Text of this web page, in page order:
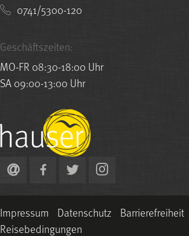
0741/5300-120
Geschäftszeiten:
MO-FR 08:30-18:00 Uhr
SA 09:00-13:00 Uhr
Impressum Datenschutz Barrierefreiheit
Reisebedingungen